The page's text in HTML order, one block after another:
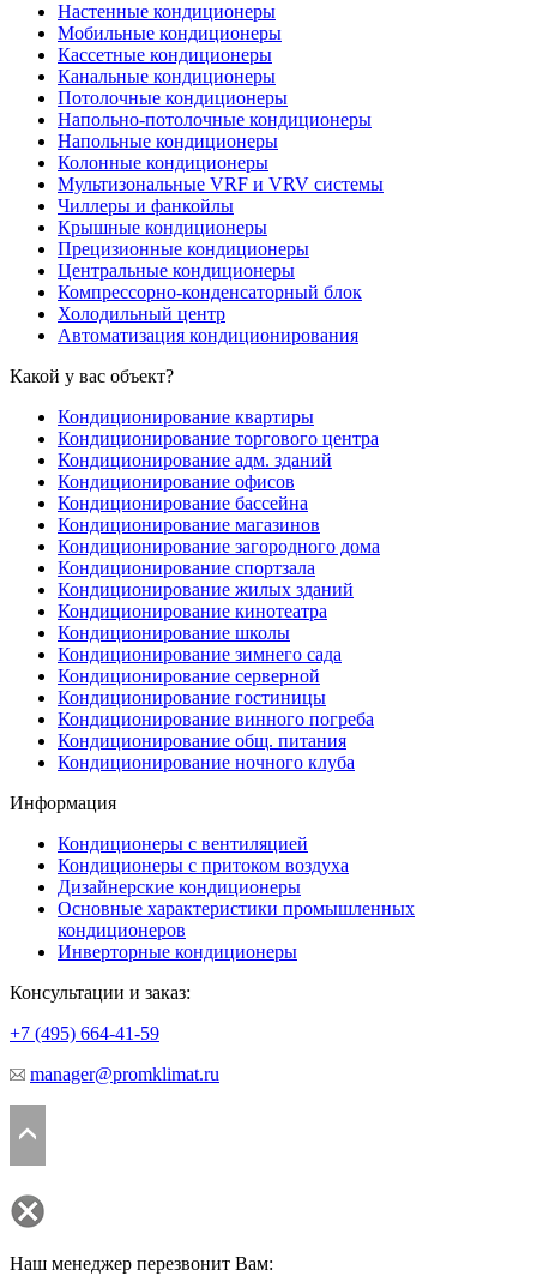
Настенные кондиционеры
Мобильные кондиционеры
Кассетные кондиционеры
Канальные кондиционеры
Потолочные кондиционеры
Напольно-потолочные кондиционеры
Напольные кондиционеры
Колонные кондиционеры
Мультизональные VRF и VRV системы
Чиллеры и фанкойлы
Крышные кондиционеры
Прецизионные кондиционеры
Центральные кондиционеры
Компрессорно-конденсаторный блок
Холодильный центр
Автоматизация кондиционирования
Какой у вас объект?
Кондиционирование квартиры
Кондиционирование торгового центра
Кондиционирование адм. зданий
Кондиционирование офисов
Кондиционирование бассейна
Кондиционирование магазинов
Кондиционирование загородного дома
Кондиционирование спортзала
Кондиционирование жилых зданий
Кондиционирование кинотеатра
Кондиционирование школы
Кондиционирование зимнего сада
Кондиционирование серверной
Кондиционирование гостиницы
Кондиционирование винного погреба
Кондиционирование общ. питания
Кондиционирование ночного клуба
Информация
Кондиционеры с вентиляцией
Кондиционеры с притоком воздуха
Дизайнерские кондиционеры
Основные характеристики промышленных
кондиционеров
Инверторные кондиционеры
Консультации и заказ:
+7 (495) 664-41-59
manager@promklimat.ru
Наш менеджер перезвонит Вам: